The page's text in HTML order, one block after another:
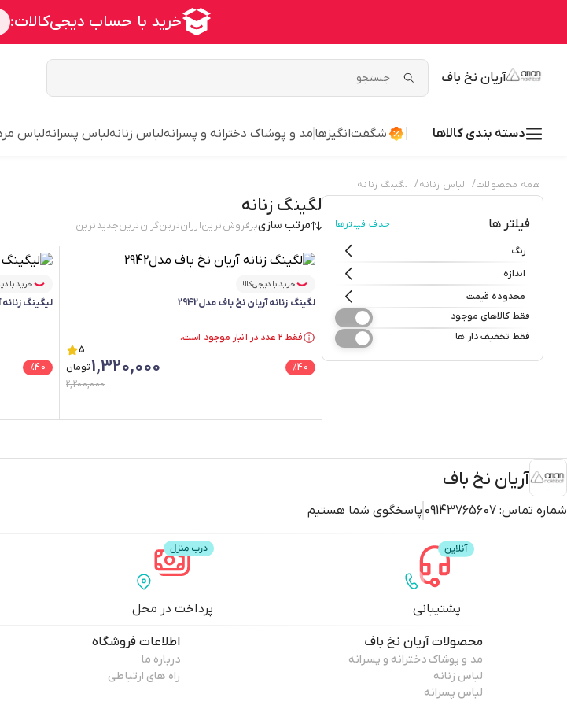
آریان نخ باف
دسته بندی کالاها شگفت‌انگیزها مد و پوشاک دخترانه و پسرانهلباس زنانهلباس پسرانهلباس
همه محصولات/ لباس زنانه/ لگینگ زنانه
فیلتر ها حذف فیلترها
رنگ
اندازه
محدوده قیمت
فقط کالاهای موجود
فقط تخفیف دار ها
لگینگ زنانه
مرتب سازیپرفروش‌ترینارزان‌ترینگران‌ترینجدید‌ترین
خرید با دیجی‌کالا
لگینگ زنانه آریان نخ باف مدل2942
فقط ۲ عدد در انبار موجود است.
5
%40
1,320,000تومان
2,200,000
خرید با
لیگینگ زنانه
%40
آریان نخ باف
شماره تماس: 09143765607 پاسخگوی شما هستیم
پشتیبانی پرداخت در محل
محصولاتآریان نخ باف
مد و پوشاک دخترانه و پسرانه
لباس زنانه
لباس پسرانه
اطلاعات فروشگاه
درباره ما
راه های ارتباطی